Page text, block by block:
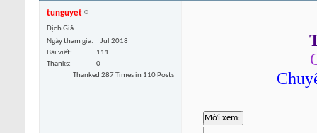
tunguyet
Dịch Giả
Ngày tham gia
Jul 2018
Bài viết
111
Thanks
0
Thanked 287 Times in 110 Posts